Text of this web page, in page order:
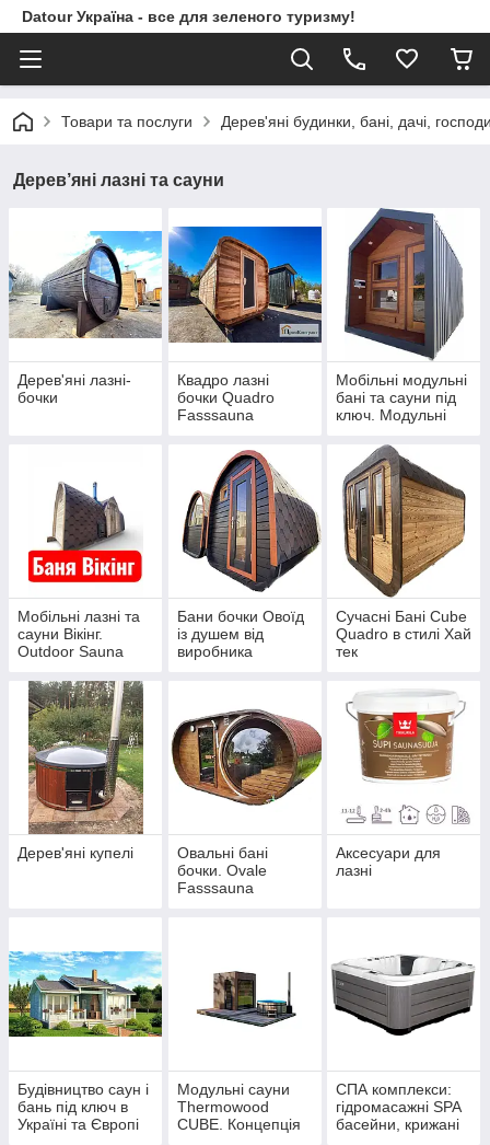
Datour Україна - все для зеленого туризму!
Товари та послуги Дерев'яні будинки, бані, дачі,
Дерев’яні лазні та сауни
Дерев'яні лазні-
бочки
Квадро лазні
бочки Quadro
Fasssauna
Мобільні модульні
бані та сауни під
ключ. Модульні
Мобільні лазні та
сауни Вікінг.
Outdoor Sauna
Бани бочки Овоїд
із душем від
виробника
Сучасні Бані Cube
Quadro в стилі Хай
тек
Дерев'яні купелі
Овальні бані
бочки. Ovale
Fasssauna
Аксесуари для
лазні
Будівництво саун і
бань під ключ в
Україні та Європі
Модульні сауни
Thermowood
CUBE. Концепція
СПА комплекси:
гідромасажні SPA
басейни, крижані